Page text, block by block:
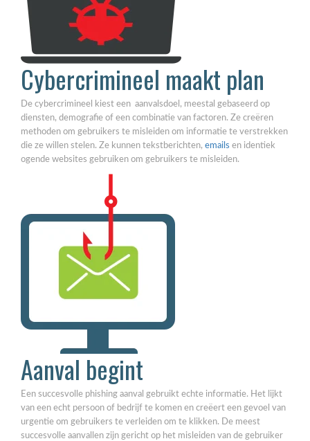
Cybercrimineel maakt plan
De cybercrimineel kiest een aanvalsdoel, meestal gebaseerd op
diensten, demografie of een combinatie van factoren. Ze creëren
methoden om gebruikers te misleiden om informatie te verstrekken
die ze willen stelen. Ze kunnen tekstberichten, emails en identiek
ogende websites gebruiken om gebruikers te misleiden.
Aanval begint
Een succesvolle phishing aanval gebruikt echte informatie. Het lijkt
van een echt persoon of bedrijf te komen en creëert een gevoel van
urgentie om gebruikers te verleiden om te klikken. De meest
succesvolle aanvallen zijn gericht op het misleiden van de gebruiker